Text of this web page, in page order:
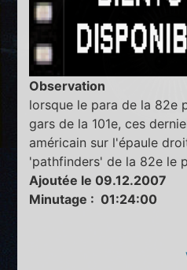
Observation
lorsque le para de la 82e
gars de la 101e, ces
américain sur l'épaule
'pathfinders' de la 82e le
Ajoutée le 09.12.2007
Minutage : 01:24:00